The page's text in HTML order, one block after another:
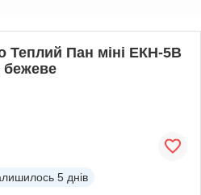
Теплий Пан міні ЕКН-5В
бежеве
5 днів